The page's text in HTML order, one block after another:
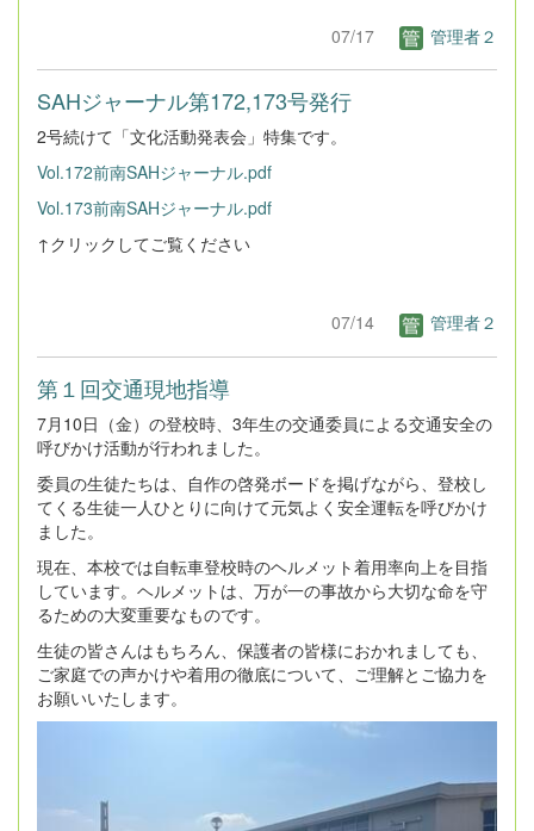
07/17 管理者２
SAHジャーナル第172,173号発行
2号続けて「文化活動発表会」特集です。
Vol.172前南SAHジャーナル.pdf
Vol.173前南SAHジャーナル.pdf
↑クリックしてご覧ください
07/14 管理者２
第１回交通現地指導
7月10日（金）の登校時、3年生の交通委員による交通安全の
呼びかけ活動が行われました。
委員の生徒たちは、自作の啓発ボードを掲げながら、登校し
てくる生徒一人ひとりに向けて元気よく安全運転を呼びかけ
ました。
現在、本校では自転車登校時のヘルメット着用率向上を目指
しています。ヘルメットは、万が一の事故から大切な命を守
るための大変重要なものです。
生徒の皆さんはもちろん、保護者の皆様におかれましても、
ご家庭での声かけや着用の徹底について、ご理解とご協力を
お願いいたします。